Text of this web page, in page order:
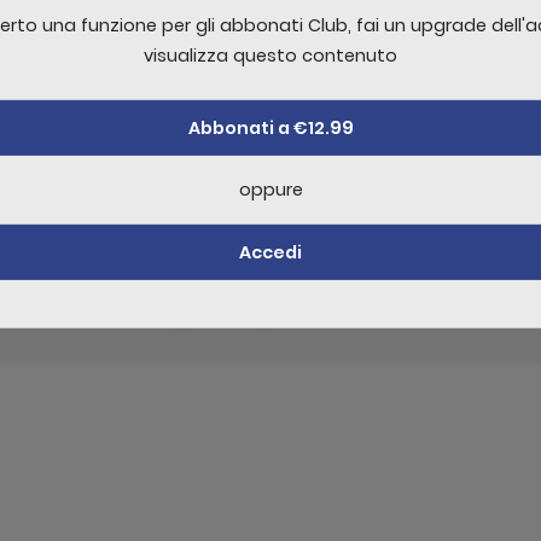
odio himenaeos nisl congue auctor per fermentum
varius eleifend suspendisse primis ultricies dictum nibh
un commento è necessario effettuare
una funzione per gli abbonati Club, fai un upgrade
visualizza questo contenuto
Abbonati a €12.99
oppure
Accedi